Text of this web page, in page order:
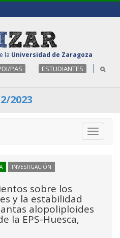
la Universidad de Zaragoza
PAS ESTUDIANTES
2023
Toggle
INVESTIGACIÓN
sobre los
y la estabilidad
alopoliploides
la EPS-Huesca,